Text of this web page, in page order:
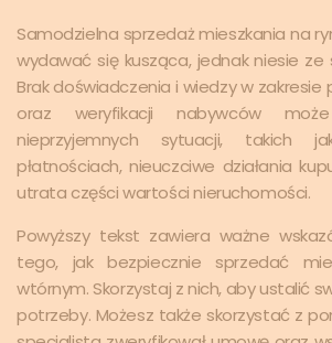
Samodzielna sprzedaż mieszkania na
wydawać się kusząca, jednak niesie ze
Brak doświadczenia i wiedzy w zakresie
oraz weryfikacji nabywców
nieprzyjemnych sytuacji, takich
płatnościach, nieuczciwe działania
utrata części wartości nieruchomości.
Powyższy tekst zawiera ważne
tego, jak bezpiecznie sprzedać
wtórnym. Skorzystaj z nich, aby ustalić
potrzeby. Możesz także skorzystać z